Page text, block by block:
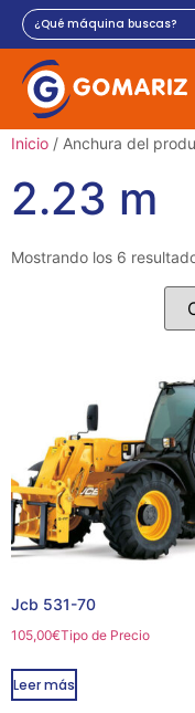
Inicio / Anchura del
2.23 m
Mostrando los 6
Jcb 531-70
105,00€Tipo de Precio
Leer más